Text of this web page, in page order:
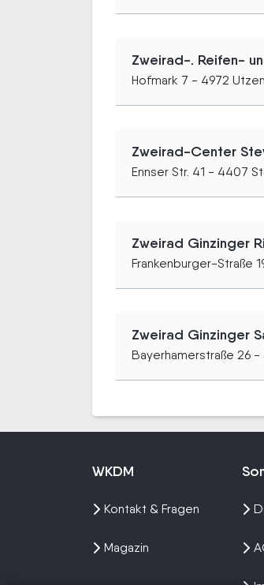
Zweirad-. Reifen-
Hofmark 7 - 4972
Zweirad-Center
Ennser Str. 41 - 4407
Zweirad Ginzinger
Frankenburger-Straße
Zweirad Ginzinger
Bayerhamerstraße 26 -
WKDM
Kontakt & Fragen
Magazin